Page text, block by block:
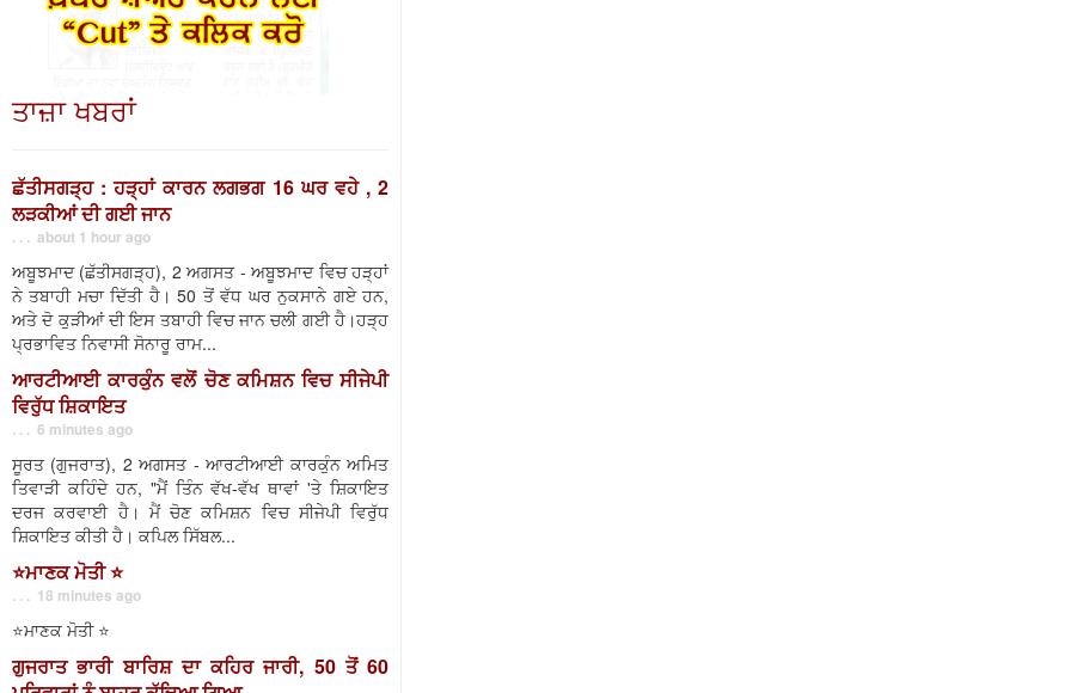
ਤਾਜ਼ਾ ਖਬਰਾਂ
ਛੱਤੀਸਗੜ੍ਹ : ਹੜ੍ਹਾਂ ਕਾਰਨ ਲਗਭਗ 16 ਘਰ ਵਹੇ , 2
ਲੜਕੀਆਂ ਦੀ ਗਈ ਜਾਨ
. . . about 1 hour ago
ਅਬੂਝਮਾਦ (ਛੱਤੀਸਗੜ੍ਹ), 2 ਅਗਸਤ - ਅਬੂਝਮਾਦ ਵਿਚ ਹੜ੍ਹਾਂ
ਨੇ ਤਬਾਹੀ ਮਚਾ ਦਿੱਤੀ ਹੈ। 50 ਤੋਂ ਵੱਧ ਘਰ ਨੁਕਸਾਨੇ ਗਏ ਹਨ,
ਅਤੇ ਦੋ ਕੁੜੀਆਂ ਦੀ ਇਸ ਤਬਾਹੀ ਵਿਚ ਜਾਨ ਚਲੀ ਗਈ ਹੈ।ਹੜ੍ਹ
ਪ੍ਰਭਾਵਿਤ ਨਿਵਾਸੀ ਸੋਨਾਰੂ ਰਾਮ...
ਆਰਟੀਆਈ ਕਾਰਕੁੰਨ ਵਲੋਂ ਚੋਣ ਕਮਿਸ਼ਨ ਵਿਚ ਸੀਜੇਪੀ
ਵਿਰੁੱਧ ਸ਼ਿਕਾਇਤ
. . . 6 minutes ago
ਸੂਰਤ (ਗੁਜਰਾਤ), 2 ਅਗਸਤ - ਆਰਟੀਆਈ ਕਾਰਕੁੰਨ ਅਮਿਤ
ਤਿਵਾੜੀ ਕਹਿੰਦੇ ਹਨ, "ਮੈਂ ਤਿੰਨ ਵੱਖ-ਵੱਖ ਥਾਵਾਂ 'ਤੇ ਸ਼ਿਕਾਇਤ
ਦਰਜ ਕਰਵਾਈ ਹੈ। ਮੈਂ ਚੋਣ ਕਮਿਸ਼ਨ ਵਿਚ ਸੀਜੇਪੀ ਵਿਰੁੱਧ
ਸ਼ਿਕਾਇਤ ਕੀਤੀ ਹੈ। ਕਪਿਲ ਸਿੱਬਲ...
⭐️ਮਾਣਕ ਮੋਤੀ ⭐️
. . . 18 minutes ago
⭐️ਮਾਣਕ ਮੋਤੀ ⭐️
ਗੁਜਰਾਤ ਭਾਰੀ ਬਾਰਿਸ਼ ਦਾ ਕਹਿਰ ਜਾਰੀ, 50 ਤੋਂ 60